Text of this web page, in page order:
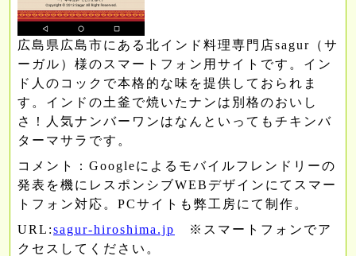
広島県広島市にある北インド料理専門店sagur（サ
ーガル）様のスマートフォン用サイトです。イン
ド人のコックで本格的な味を提供しておられま
す。インドの土釜で焼いたナンは別格のおいし
さ！人気ナンバーワンはなんといってもチキンバ
ターマサラです。
コメント： Googleによるモバイルフレンドリーの
発表を機にレスポンシブWEBデザインにてスマー
トフォン対応。PCサイトも弊工房にて制作。
URL:sagur-hiroshima.jp
※スマートフォンでア
クセスしてください。